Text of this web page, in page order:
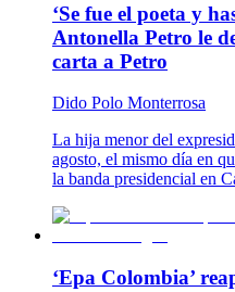
‘Se fue el poeta y
Antonella Petro le
carta a Petro
Dido Polo Monterrosa
La hija menor del
agosto, el mismo día en
la banda presidencial en
‘Epa Colombia’